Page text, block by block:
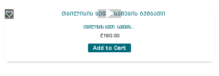
თბილისის ხედი, სამების...
₾190.00
Add to Cart